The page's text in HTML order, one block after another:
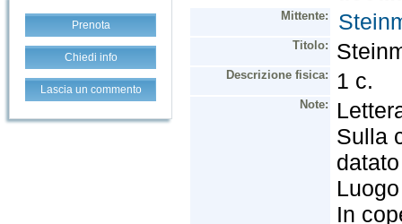
Prenota
Chiedi info
Lascia un commento